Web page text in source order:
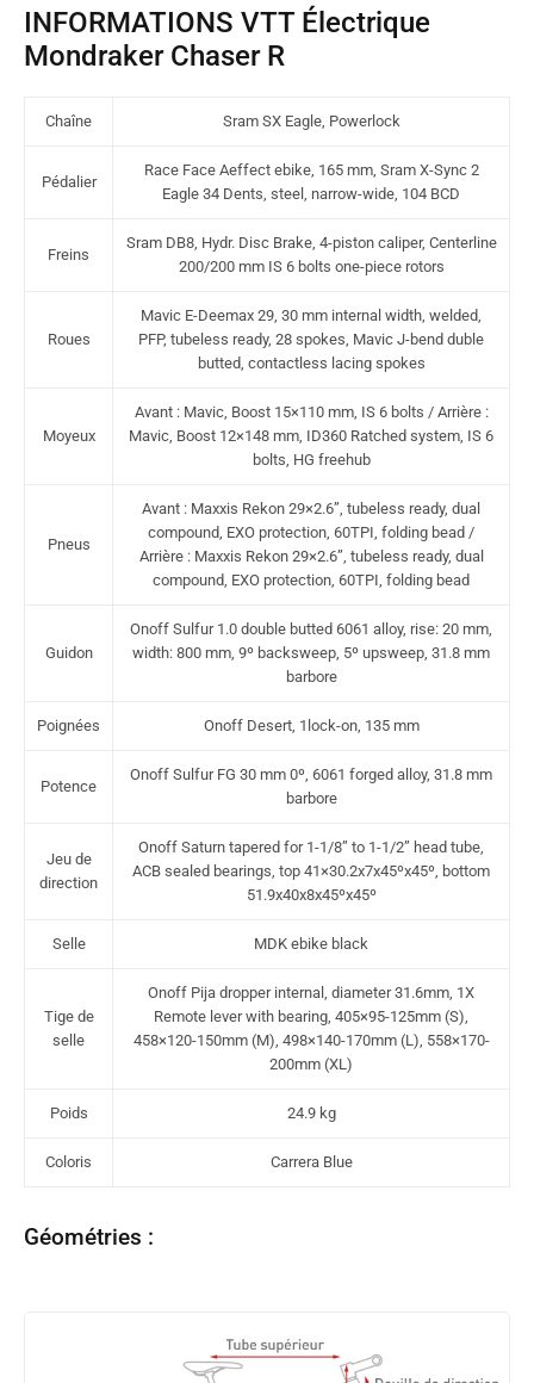
INFORMATIONS VTT Électrique
Mondraker Chaser R
Chaîne Sram SX Eagle, Powerlock
Pédalier
Race Face Aeffect ebike, 165 mm, Sram X-Sync 2
Eagle 34 Dents, steel, narrow-wide, 104 BCD
Freins
Sram DB8, Hydr. Disc Brake, 4-piston caliper, Centerline
200/200 mm IS 6 bolts one-piece rotors
Roues
Mavic E-Deemax 29, 30 mm internal width, welded,
PFP, tubeless ready, 28 spokes, Mavic J-bend duble
butted, contactless lacing spokes
Moyeux
Avant : Mavic, Boost 15×110 mm, IS 6 bolts / Arrière :
Mavic, Boost 12×148 mm, ID360 Ratched system, IS 6
bolts, HG freehub
Pneus
Avant : Maxxis Rekon 29×2.6”, tubeless ready, dual
compound, EXO protection, 60TPI, folding bead /
Arrière : Maxxis Rekon 29×2.6”, tubeless ready, dual
compound, EXO protection, 60TPI, folding bead
Guidon
Onoff Sulfur 1.0 double butted 6061 alloy, rise: 20 mm,
width: 800 mm, 9º backsweep, 5º upsweep, 31.8 mm
barbore
Poignées Onoff Desert, 1lock-on, 135 mm
Potence
Onoff Sulfur FG 30 mm 0º, 6061 forged alloy, 31.8 mm
barbore
Jeu de
direction
Onoff Saturn tapered for 1-1/8” to 1-1/2” head tube,
ACB sealed bearings, top 41×30.2x7x45ºx45º, bottom
51.9x40x8x45ºx45º
Selle MDK ebike black
Tige de
selle
Onoff Pija dropper internal, diameter 31.6mm, 1X
Remote lever with bearing, 405×95-125mm (S),
458×120-150mm (M), 498×140-170mm (L), 558×170-
200mm (XL)
Poids 24.9 kg
Coloris Carrera Blue
Géométries :